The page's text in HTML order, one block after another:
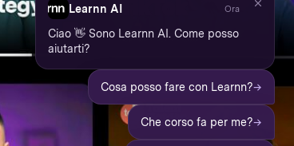
Learnn AI Ora
Ciao 👋 Sono Learnn AI. Come posso
aiutarti?
Cosa posso fare con Learnn?→
Che corso fa per me?→